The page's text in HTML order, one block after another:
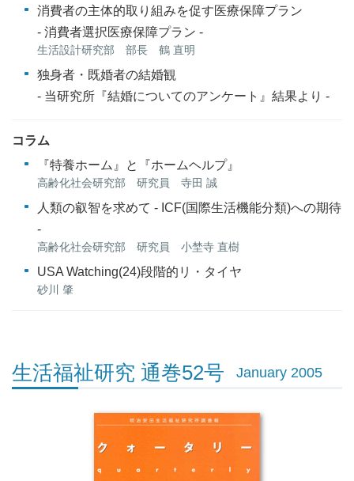
消費者の主体的取り組みを促す医療保障プラン
- 消費者選択医療保障プラン -
生活設計研究部 部長 鶴 直明
独身者・既婚者の結婚観
- 当研究所『結婚についてのアンケート』結果より -
コラム
『特養ホーム』と『ホームヘルプ』
高齢化社会研究部 研究員 寺田 誠
人類の叡智を求めて - ICF(国際生活機能分類)への期待
-
高齢化社会研究部 研究員 小埜寺 直樹
USA Watching(24)段階的リ・タイヤ
砂川 肇
生活福祉研究 通巻52号 January 2005